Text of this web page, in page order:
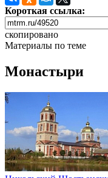
Короткая ссылка:
скопировано
Материалы по теме
Монастыри